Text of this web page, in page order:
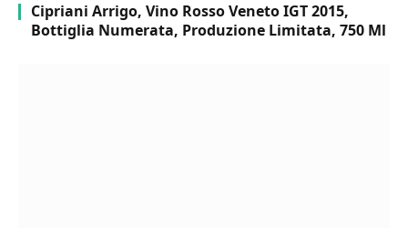
Cipriani Arrigo, Vino Rosso Veneto IGT 2015,
Bottiglia Numerata, Produzione Limitata, 750 Ml